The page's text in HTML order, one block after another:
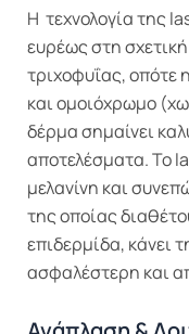
H τεχνολογία της
ευρέως στη
τριχοφυΐας, οπότε
και ομοιόχρωμο
δέρμα σημαίνει
αποτελέσματα. Το
μελανίνη και
της οποίας
επιδερμίδα, κάνει
ασφαλέστερη και